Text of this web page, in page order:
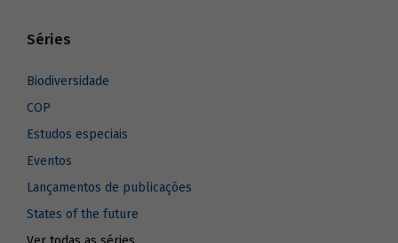
Séries
Biodiversidade
COP
Estudos especiais
Eventos
Lançamentos de publicações
States of the future